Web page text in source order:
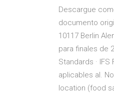
Descargue
documento
10117 Berlin
para finales de
Standards ·
aplicables al.
location (food